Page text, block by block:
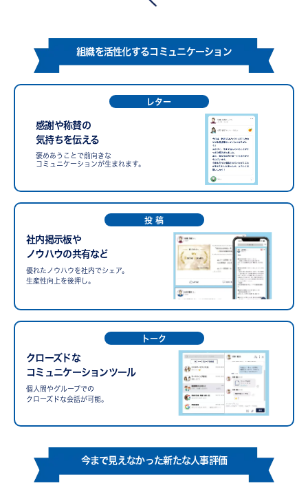
組織を活性化するコミュニケーション
レター
感謝や称賛の
気持ちを伝える
褒めあうことで前向きな
コミュニケーションが生まれます。
投 稿
社内掲示板や
ノウハウの共有など
優れたノウハウを社内でシェア。
生産性向上を後押し。
トーク
クローズドな
コミュニケーションツール
個人間やグループでの
クローズドな会話が可能。
今まで見えなかった新たな人事評価